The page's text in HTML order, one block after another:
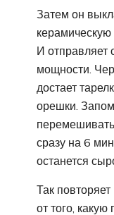
Затем он
керамическую
И отправляет
мощности.
достает
орешки.
сразу на 6
останется
Так
от того,